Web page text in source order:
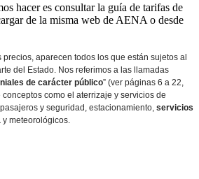
hacer es consultar la guía de tarifas de
de la misma web de AENA o desde
precios, aparecen todos los que están sujetos al
del Estado. Nos referimos a las llamadas
de carácter público” (ver páginas 6 a 22,
como el aterrizaje y servicios de
y seguridad, estacionamiento, servicios
y meteorológicos.